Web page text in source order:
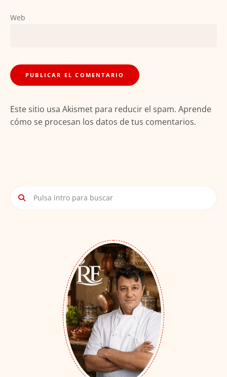
Web
Este sitio usa Akismet para reducir el spam. Aprende
cómo se procesan los datos de tus comentarios.